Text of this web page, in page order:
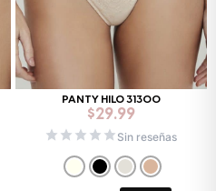
PANTY HILO 31300
$29.99
Sin reseñas